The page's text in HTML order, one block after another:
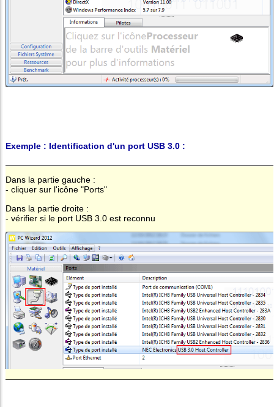
Exemple : Identification d'un port USB 3.0 :
Dans la partie gauche :
- cliquer sur l'icône "Ports"
Dans la partie droite :
- vérifier si le port USB 3.0 est reconnu